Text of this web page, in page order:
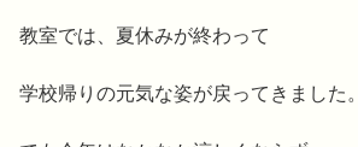
教室では、夏休みが終わって
学校帰りの元気な姿が戻ってきました。